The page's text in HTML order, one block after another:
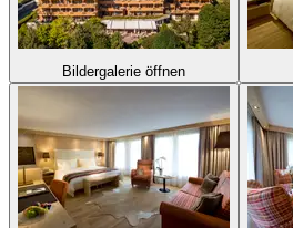
Bildergalerie öffnen